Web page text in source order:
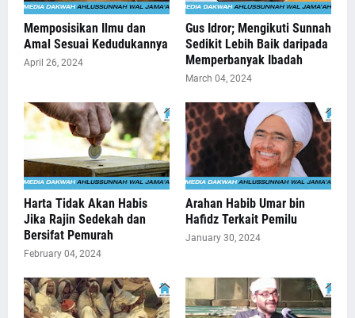
Memposisikan Ilmu dan
Amal Sesuai Kedudukannya
April 26, 2024
Gus Idror; Mengikuti Sunnah
Sedikit Lebih Baik daripada
Memperbanyak Ibadah
March 04, 2024
Harta Tidak Akan Habis
Jika Rajin Sedekah dan
Bersifat Pemurah
February 04, 2024
Arahan Habib Umar bin
Hafidz Terkait Pemilu
January 30, 2024